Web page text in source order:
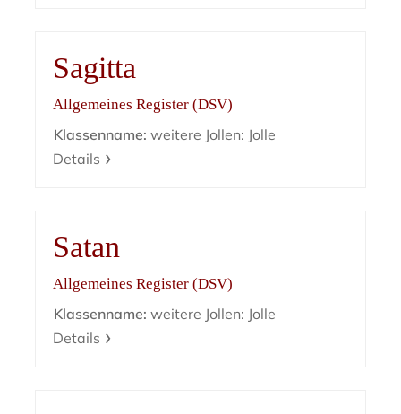
Sagitta
Allgemeines Register (DSV)
Klassenname: weitere Jollen: Jolle
Details
Satan
Allgemeines Register (DSV)
Klassenname: weitere Jollen: Jolle
Details